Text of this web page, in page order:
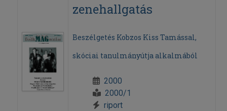
zenehallgatás
Beszélgetés Kobzos Kiss Tamással,
skóciai tanulmányútja alkalmából
2000
2000/1
riport